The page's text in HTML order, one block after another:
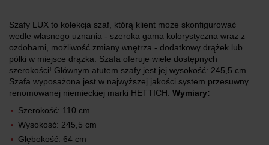
Szafy LUX to kolekcja szaf, którą klient może skonfigurować
wedle własnego uznania - szeroka gama kolorystyczna wraz z
ozdobami, możliwość zmiany wnętrza - dodatkowy drążek lub
półki w miejsce drążka. Szafa oferuje wiele dostępnych
szerokości! Głównym atutem szafy jest jej wysokość: 245,5 cm.
Szafa wyposażona jest w najwyższej jakości system przesuwny
renomowanej niemieckiej marki HETTICH. Wymiary:
Szerokość: 110 cm
Wysokość: 245,5 cm
Głębokość: 64 cm